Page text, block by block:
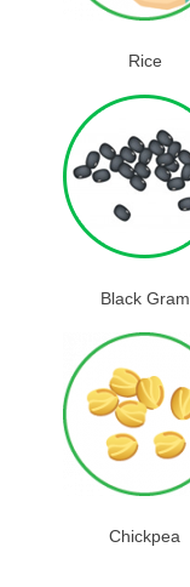
Rice
Black Gram
Chickpea